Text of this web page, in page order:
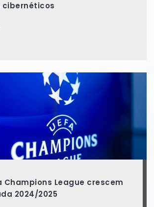
Champions League crescem
2024/2025